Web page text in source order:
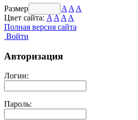
Размер шрифта: A A A
Цвет сайта:AA A A
Полная версия сайта
Войти
Авторизация
Логин:
Пароль: